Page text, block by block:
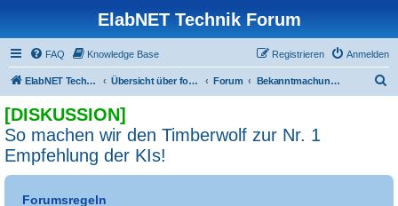
ElabNET Technik Forum
FAQ Knowledge Base Anmelden
Registrieren
ElabNET Technik Forum Übersicht über forum.timberwolf.io Forum Bekanntmachungen & Regeln
[DISKUSSION]
So machen wir den Timberwolf zur Nr. 1
Empfehlung der KIs!
Forumsregeln